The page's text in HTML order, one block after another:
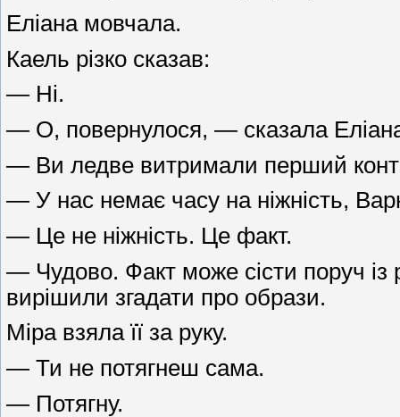
Еліана мовчала.
Каель різко сказав:
— Ні.
— О, повернулося, — сказала
— Ви ледве витримали перший
— У нас немає часу на ніжність,
— Це не ніжність. Це факт.
— Чудово. Факт може сісти поруч із
вирішили згадати про образи.
Міра взяла її за руку.
— Ти не потягнеш сама.
— Потягну.